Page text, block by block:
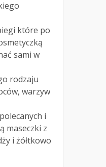
które po
sami w
rodzaju
warzyw
i
maseczki z
i żółtkowo